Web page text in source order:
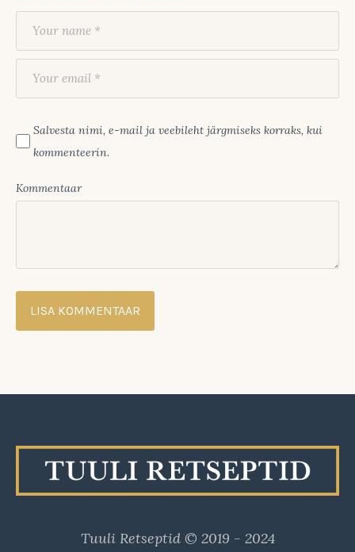
Salvesta nimi, e-mail ja veebileht järgmiseks korraks, kui
kommenteerin.
Kommentaar
Tuuli Retseptid © 2019 - 2024